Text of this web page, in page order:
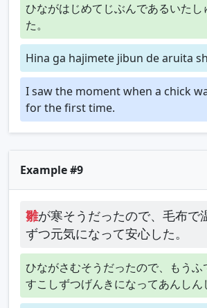
ひながはじめてじぶんであるいたし
た。
Hina ga hajimete jibun de aruita
I saw the moment when a chick
for the first time.
Example #9
雛が寒そうだったので、毛布で
ずつ元気になって安心した。
ひながさむそうだったので、もうふ
すこしずつげんきになってあんしん